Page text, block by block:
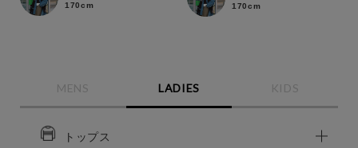
170cm
170cm
MENS LADIES KIDS
トップス